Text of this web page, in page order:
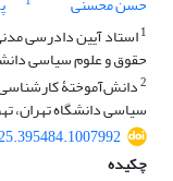
1استاد آیین دادرسی
حقوق و علوم سیاسی
2دانش‌آموختۀ
سیاسی دانشگاه تهران،
چکیده